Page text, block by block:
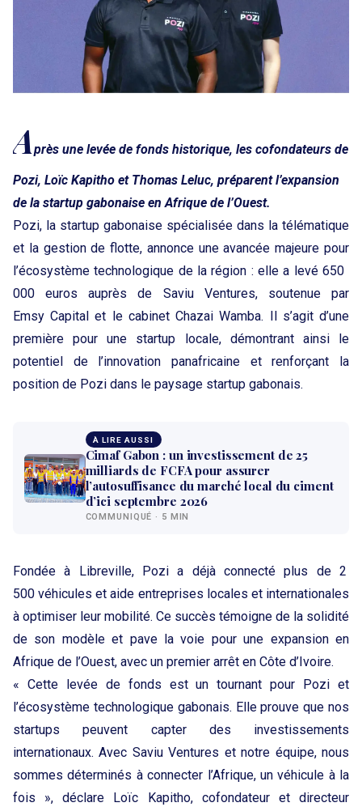
Après une levée de fonds historique, les cofondateurs de
Pozi, Loïc Kapitho et Thomas Leluc, préparent l’expansion
de la startup gabonaise en Afrique de l’Ouest.
Pozi, la startup gabonaise spécialisée dans la télématique
et la gestion de flotte, annonce une avancée majeure pour
l’écosystème technologique de la région : elle a levé 650
000 euros auprès de Saviu Ventures, soutenue par
Emsy Capital et le cabinet Chazai Wamba. Il s’agit d’une
première pour une startup locale, démontrant ainsi le
potentiel de l’innovation panafricaine et renforçant la
position de Pozi dans le paysage startup gabonais.
À LIRE AUSSI
Cimaf Gabon : un investissement de 25
milliards de FCFA pour assurer
l’autosuffisance du marché local du ciment
d’ici septembre 2026
COMMUNIQUÉ · 5 MIN
Fondée à Libreville, Pozi a déjà connecté plus de 2
500 véhicules et aide entreprises locales et internationales
à optimiser leur mobilité. Ce succès témoigne de la solidité
de son modèle et pave la voie pour une expansion en
Afrique de l’Ouest, avec un premier arrêt en Côte d’Ivoire.
« Cette levée de fonds est un tournant pour Pozi et
l’écosystème technologique gabonais. Elle prouve que nos
startups peuvent capter des investissements
internationaux. Avec Saviu Ventures et notre équipe, nous
sommes déterminés à connecter l’Afrique, un véhicule à la
fois », déclare Loïc Kapitho, cofondateur et directeur